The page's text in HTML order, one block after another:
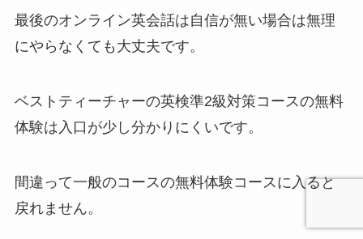
最後のオンライン英会話は自信が無い場合は無理
にやらなくても大丈夫です。
ベストティーチャーの英検準2級対策コースの無料
体験は入口が少し分かりにくいです。
間違って一般のコースの無料体験コースに入ると
戻れません。